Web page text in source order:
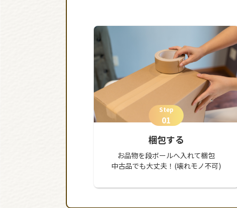
Step
01
梱包する
お品物を段ボールへ入れて梱包
中古品でも大丈夫！(壊れモノ不可)